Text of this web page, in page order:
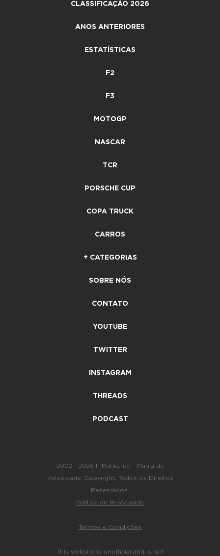
CLASSIFICAÇÃO 2026
ANOS ANTERIORES
ESTATÍSTICAS
F2
F3
MOTOGP
NASCAR
TCR
PORSCHE CUP
COPA TRUCK
CARROS
+ CATEGORIAS
SOBRE NÓS
CONTATO
YOUTUBE
TWITTER
INSTAGRAM
THREADS
PODCAST
2002 - 2026 F1Mania.net - Mania de
Velocidade. Copyright. Todos os Direitos
Reservados.
Política de Privacidade
-
Termos e Condições
This website is unofficial and is not